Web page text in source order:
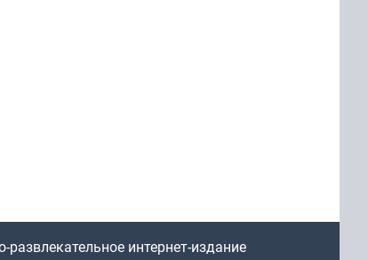
интернет-издание